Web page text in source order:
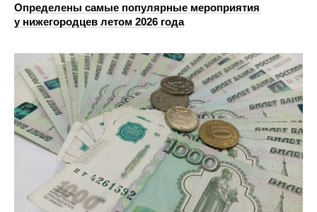
Определены самые популярные мероприятия
у нижегородцев летом 2026 года